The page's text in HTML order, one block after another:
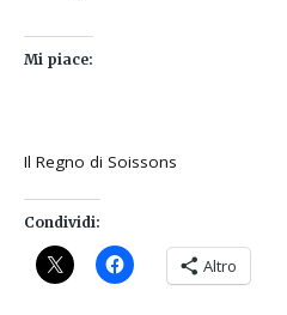
Mi piace:
Il Regno di Soissons
Condividi:
Altro